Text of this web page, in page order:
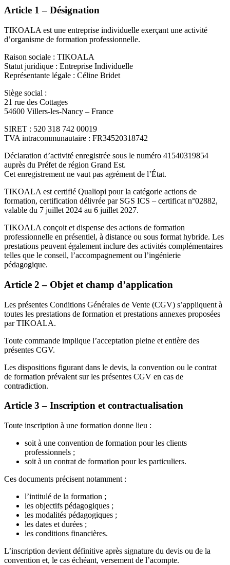
Article 1 – Désignation
TIKOALA est une entreprise individuelle exerçant une activité
d’organisme de formation professionnelle.
Raison sociale : TIKOALA
Statut juridique : Entreprise Individuelle
Représentante légale : Céline Bridet
Siège social :
21 rue des Cottages
54600 Villers-les-Nancy – France
SIRET : 520 318 742 00019
TVA intracommunautaire : FR34520318742
Déclaration d’activité enregistrée sous le numéro 41540319854
auprès du Préfet de région Grand Est.
Cet enregistrement ne vaut pas agrément de l’État.
TIKOALA est certifié Qualiopi pour la catégorie actions de
formation, certification délivrée par SGS ICS – certificat n°02882,
valable du 7 juillet 2024 au 6 juillet 2027.
TIKOALA conçoit et dispense des actions de formation
professionnelle en présentiel, à distance ou sous format hybride. Les
prestations peuvent également inclure des activités complémentaires
telles que le conseil, l’accompagnement ou l’ingénierie
pédagogique.
Article 2 – Objet et champ d’application
Les présentes Conditions Générales de Vente (CGV) s’appliquent à
toutes les prestations de formation et prestations annexes proposées
par TIKOALA.
Toute commande implique l’acceptation pleine et entière des
présentes CGV.
Les dispositions figurant dans le devis, la convention ou le contrat
de formation prévalent sur les présentes CGV en cas de
contradiction.
Article 3 – Inscription et contractualisation
Toute inscription à une formation donne lieu :
soit à une convention de formation pour les clients
professionnels ;
soit à un contrat de formation pour les particuliers.
Ces documents précisent notamment :
l’intitulé de la formation ;
les objectifs pédagogiques ;
les modalités pédagogiques ;
les dates et durées ;
les conditions financières.
L’inscription devient définitive après signature du devis ou de la
convention et, le cas échéant, versement de l’acompte.